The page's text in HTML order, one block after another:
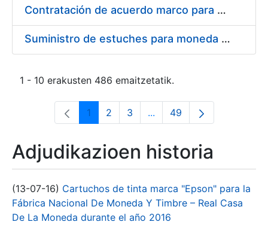
Contratación de acuerdo marco para el Suministro de Material de Electricidad para la Fábrica Nacional de Moneda y Timbre-Real Casa de la Moneda en su centro de trabajo de Burgos
Suministro de estuches para moneda de 30 €
1 - 10 erakusten 486 emaitzetatik.
Orrialdea
1 Orrialdea
2 Orrialdea
3 ...Intermediate Pages Use
Orrialdea
49
Adjudikazioen historia
(13-07-16) Cartuchos de tinta marca "Epson" para la
Fábrica Nacional De Moneda Y Timbre – Real Casa
De La Moneda durante el año 2016